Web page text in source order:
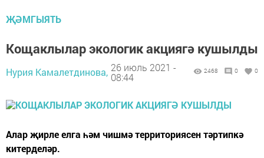
ҖӘМГЫЯТЬ
Кощаклылар экологик акциягә кушылды
Нурия Камалетдинова, 26 июль 2021 -
08:44
2468 0 0
Алар җирле елга һәм чишмә территориясен тәртипкә
китерделәр.